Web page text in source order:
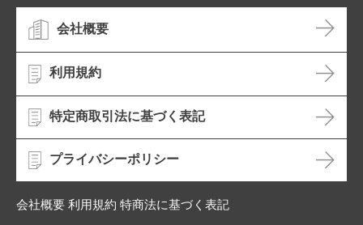
会社概要
利用規約
特定商取引法に基づく表記
プライバシーポリシー
会社概要 利用規約 特商法に基づく表記